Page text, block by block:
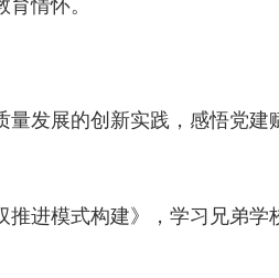
情怀。
发展的创新实践，感悟党建
进模式构建》，学习兄弟学